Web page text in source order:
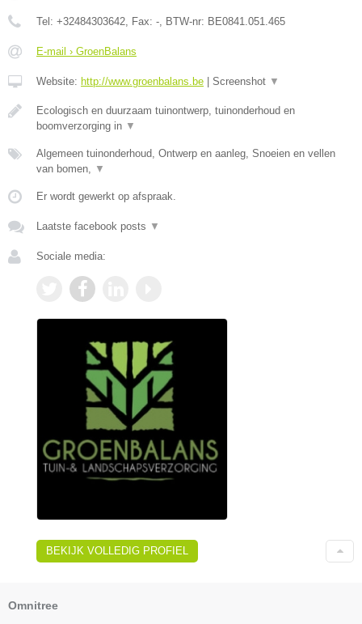
Tel: +32484303642, Fax: -, BTW-nr: BE0841.051.465
E-mail › GroenBalans
Website: http://www.groenbalans.be Screenshot ▼
Ecologisch en duurzaam tuinontwerp, tuinonderhoud en
boomverzorging in ▼
Algemeen tuinonderhoud, Ontwerp en aanleg, Snoeien en vellen
van bomen, ▼
Er wordt gewerkt op afspraak.
Laatste facebook posts ▼
Sociale media:
BEKIJK VOLLEDIG PROFIEL
Omnitree